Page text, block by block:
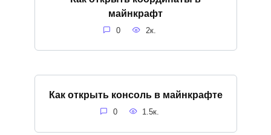
майнкрафт
0 2к.
Как открыть консоль в майнкрафте
0 1.5к.